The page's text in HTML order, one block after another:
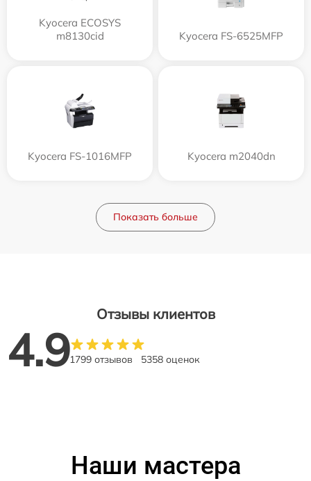
Kyocera ECOSYS
m8130cid
Kyocera FS-6525MFP
Kyocera FS-1016MFP Kyocera m2040dn
Показать больше
Отзывы клиентов
4.91799 отзывов 5358 оценок
Наши мастера